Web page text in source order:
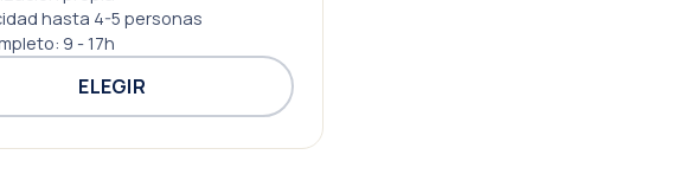
hasta 4-5 personas
9 - 17h
ELEGIR